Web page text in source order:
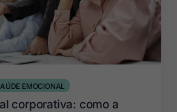
EMOCIONAL
corporativa: como a